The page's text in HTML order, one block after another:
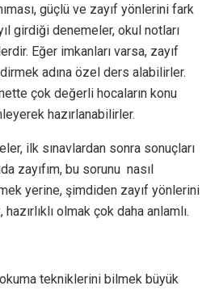
güçlü ve zayıf yönlerini fark
girdiği denemeler, okul notları
Eğer imkanları varsa, zayıf
adına özel ders alabilirler.
çok değerli hocaların konu
hazırlanabilirler.
ilk sınavlardan sonra sonuçları
zayıfım, bu sorunu nasıl
yerine, şimdiden zayıf yönlerini
olmak çok daha anlamlı.
okuma tekniklerini bilmek büyük